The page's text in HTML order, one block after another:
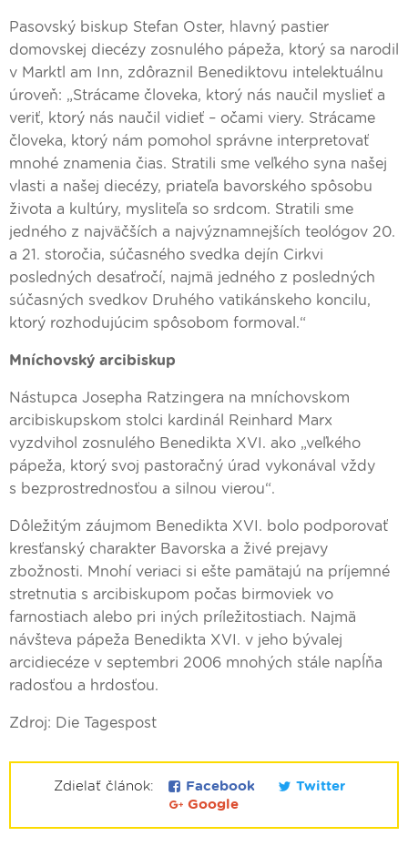
Pasovský biskup Stefan Oster, hlavný pastier
domovskej diecézy zosnulého pápeža, ktorý sa narodil
v Marktl am Inn, zdôraznil Benediktovu intelektuálnu
úroveň: „Strácame človeka, ktorý nás naučil myslieť a
veriť, ktorý nás naučil vidieť – očami viery. Strácame
človeka, ktorý nám pomohol správne interpretovať
mnohé znamenia čias. Stratili sme veľkého syna našej
vlasti a našej diecézy, priateľa bavorského spôsobu
života a kultúry, mysliteľa so srdcom. Stratili sme
jedného z najväčších a najvýznamnejších teológov 20.
a 21. storočia, súčasného svedka dejín Cirkvi
posledných desaťročí, najmä jedného z posledných
súčasných svedkov Druhého vatikánskeho koncilu,
ktorý rozhodujúcim spôsobom formoval.“
Mníchovský arcibiskup
Nástupca Josepha Ratzingera na mníchovskom
arcibiskupskom stolci kardinál Reinhard Marx
vyzdvihol zosnulého Benedikta XVI. ako „veľkého
pápeža, ktorý svoj pastoračný úrad vykonával vždy
s bezprostrednosťou a silnou vierou“.
Dôležitým záujmom Benedikta XVI. bolo podporovať
kresťanský charakter Bavorska a živé prejavy
zbožnosti. Mnohí veriaci si ešte pamätajú na príjemné
stretnutia s arcibiskupom počas birmoviek vo
farnostiach alebo pri iných príležitostiach. Najmä
návšteva pápeža Benedikta XVI. v jeho bývalej
arcidiecéze v septembri 2006 mnohých stále napĺňa
radosťou a hrdosťou.
Zdroj: Die Tagespost
Zdielať článok: Facebook
Twitter
Google